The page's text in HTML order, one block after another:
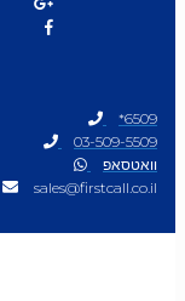
*6509
03-509-5509
וואטסאפ
sales@firstcall.co.il